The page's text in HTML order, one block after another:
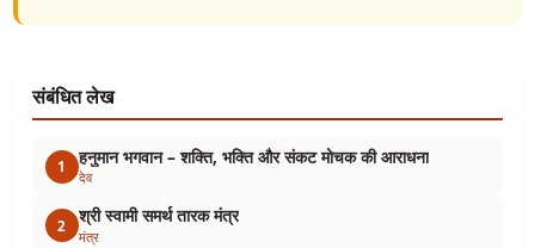
संबंधित लेख
1 हनुमान भगवान – शक्ति, भक्ति और संकट मोचक की आराधना
देव
2 श्री स्वामी समर्थ तारक मंत्र
मंत्र